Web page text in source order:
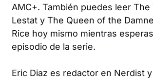
AMC+. También puedes leer The
Lestat y The Queen of the
Rice hoy mismo mientras
episodio de la serie.
Eric Diaz es redactor en Nerdist